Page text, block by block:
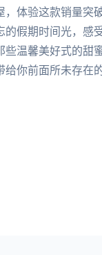
，体验这款销量突
的假期时间光，感
些温馨美好式的甜
给你前面所未存在